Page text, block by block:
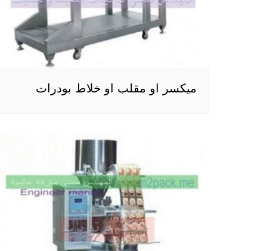
ميكسر او مقلب او خلاط بودرات